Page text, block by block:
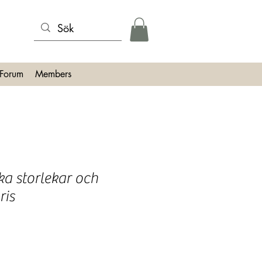
Forum Members
storlekar och